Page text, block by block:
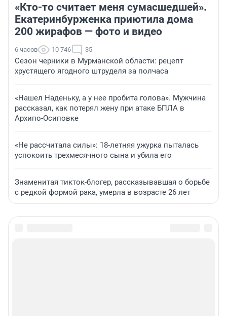
«Кто-то считает меня сумасшедшей».
Екатеринбурженка приютила дома
200 жирафов — фото и видео
6 часов 10 746 35
Сезон черники в Мурманской области: рецепт
хрустящего ягодного штруделя за полчаса
«Нашел Наденьку, а у нее пробита голова». Мужчина
рассказал, как потерял жену при атаке БПЛА в
Архипо-Осиповке
«Не рассчитала силы»: 18-летняя ужурка пыталась
успокоить трехмесячного сына и убила его
Знаменитая тикток-блогер, рассказывавшая о борьбе
с редкой формой рака, умерла в возрасте 26 лет